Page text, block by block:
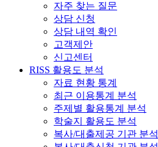
자주 찾는 질문
상담 신청
상담 내역 확인
고객제안
신고센터
RISS 활용도 분석
자료 현황 통계
최근 이용통계 분석
주제별 활용통계 분석
학술지 활용도 분석
복사/대출제공 기관 분석